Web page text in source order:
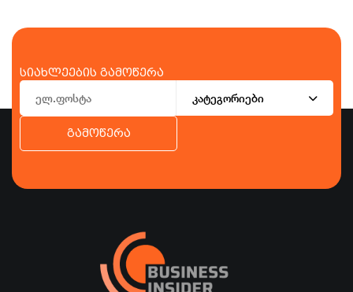
სიახლეების გამოწერა
კატეგორიები
გამოწერა